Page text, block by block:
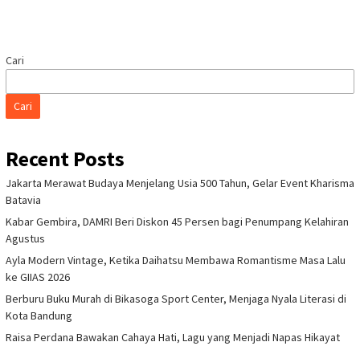
Cari
Cari
Recent Posts
Jakarta Merawat Budaya Menjelang Usia 500 Tahun, Gelar Event Kharisma
Batavia
Kabar Gembira, DAMRI Beri Diskon 45 Persen bagi Penumpang Kelahiran
Agustus
Ayla Modern Vintage, Ketika Daihatsu Membawa Romantisme Masa Lalu
ke GIIAS 2026
Berburu Buku Murah di Bikasoga Sport Center, Menjaga Nyala Literasi di
Kota Bandung
Raisa Perdana Bawakan Cahaya Hati, Lagu yang Menjadi Napas Hikayat